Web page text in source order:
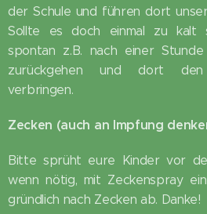
der Schule und führen dort
Sollte es doch einmal zu kalt
spontan z.B. nach einer
zurückgehen und dort den
verbringen.
Zecken (auch an Impfung
Bitte sprüht eure Kinder vor
wenn nötig, mit Zeckenspray
gründlich nach Zecken ab. Danke!